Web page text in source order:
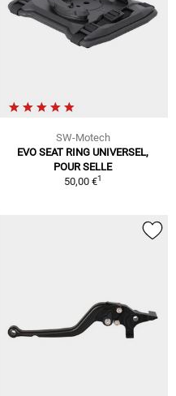
SW-Motech
EVO SEAT RING UNIVERSEL,
POUR SELLE
50,00 €1